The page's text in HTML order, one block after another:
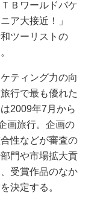
Ｂワールドバケ
ア大接近！」
ツーリストの
ティング力の向
行で最も優れた
2009年7月から
画旅行。企画の
性などが審査の
門や市場拡大貢
受賞作品のなか
決定する。